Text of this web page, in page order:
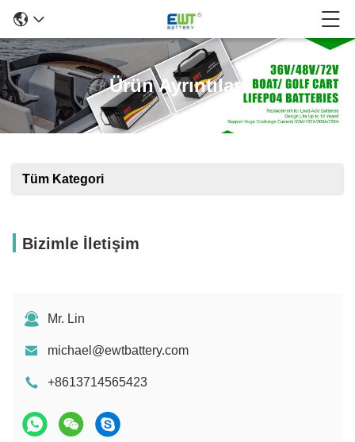
Ürün Ayrıntıları
Tüm Kategori
Bizimle İletişim
Mr. Lin
michael@ewtbattery.com
+8613714565423